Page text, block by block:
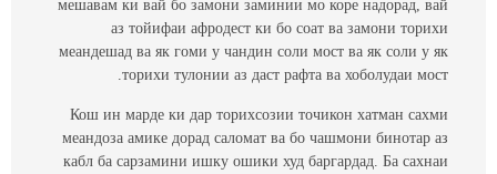
мешавам ки вай бо замони заминии мо коре надорад, вай
аз тойифаи афродест ки бо соат ва замони торихи
меандешад ва як гоми у чандин соли мост ва як соли у як
торихи тулонии аз даст рафта ва хоболудаи мост.
Кош ин марде ки дар торихсозии точикон хатман сахми
меандоза амике дорад саломат ва бо чашмони бинотар аз
кабл ба сарзамини ишку ошики худ баргардад. Ба сахнаи